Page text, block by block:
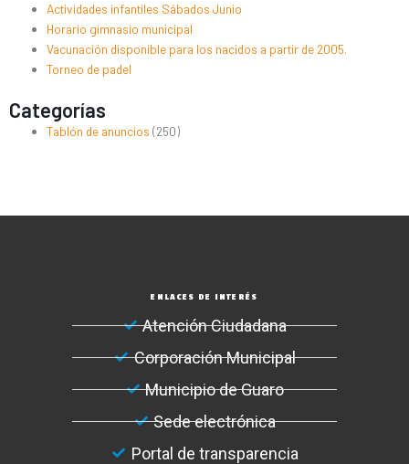
Actividades infantiles Sábados Junio
Horario gimnasio municipal
Vacunación disponible para los nacidos a partir de 2005.
Torneo de padel
Categorías
Tablón de anuncios (250)
ENLACES DE INTERÉS
Atención Ciudadana
Corporación Municipal
Municipio de Guaro
Sede electrónica
Portal de transparencia